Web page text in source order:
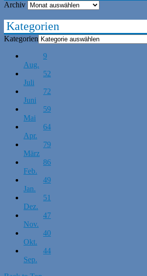
Archiv
Kategorien
Kategorien
9
Aug.
52
Juli
72
Juni
59
Mai
64
Apr.
79
März
86
Feb.
49
Jan.
51
Dez.
47
Nov.
40
Okt.
44
Sep.